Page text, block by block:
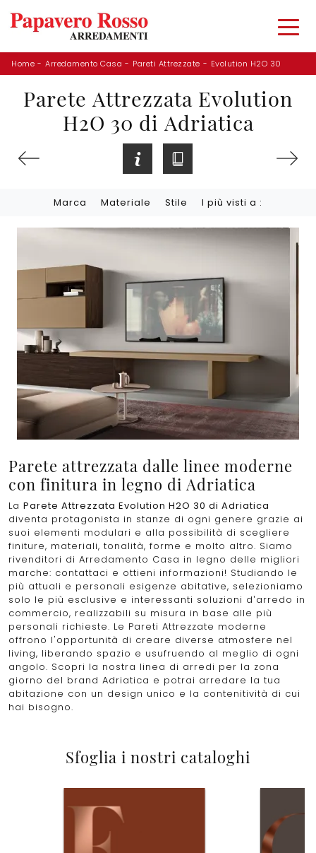
Home - Arredamento Casa - Pareti Attrezzate - Evolution H2O 30
Parete Attrezzata Evolution
H2O 30 di Adriatica
Marca Materiale Stile I più visti a :
Parete attrezzata dalle linee moderne
con finitura in legno di Adriatica
La Parete Attrezzata Evolution H2O 30 di Adriatica
diventa protagonista in stanze di ogni genere grazie ai
suoi elementi modulari e alla possibilità di scegliere
finiture, materiali, tonalità, forme e molto altro. Siamo
rivenditori di Arredamento Casa in legno delle migliori
marche: contattaci e ottieni informazioni! Studiando le
più attuali e personali esigenze abitative, selezioniamo
solo le più esclusive e interessanti soluzioni d’arredo in
commercio, realizzabili su misura in base alle più
personali richieste. Le Pareti Attrezzate moderne
offrono l'opportunità di creare diverse atmosfere nel
living, liberando spazio e usufruendo al meglio di ogni
angolo. Scopri la nostra linea di arredi per la zona
giorno del brand Adriatica e potrai arredare la tua
abitazione con un design unico e la contenitività di cui
hai bisogno.
Sfoglia i nostri cataloghi